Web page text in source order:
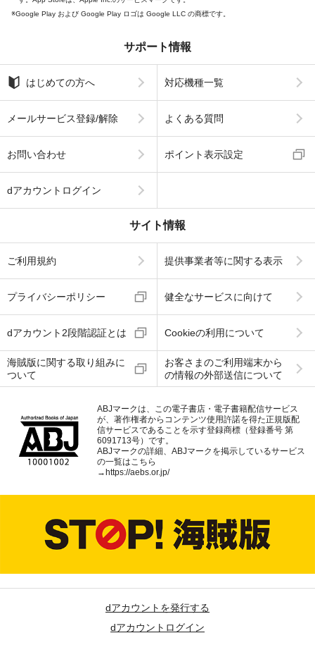
Google Play および Google Play ロゴは Google LLC の商標です。
サポート情報
はじめての方へ 対応機種一覧
メールサービス登録/解除 よくある質問
お問い合わせ ポイント表示設定
dアカウントログイン
サイト情報
ご利用規約 提供事業者等に関する表示
プライバシーポリシー 健全なサービスに向けて
dアカウント2段階認証とは Cookieの利用について
海賊版に関する取り組みに
ついて
お客さまのご利用端末から
の情報の外部送信について
ABJマークは、この電子書店・電子書籍配信サービス
が、著作権者からコンテンツ使用許諾を得た正規版配
信サービスであることを示す登録商標（登録番号 第
6091713号）です。
ABJマークの詳細、ABJマークを掲示しているサービス
の一覧はこちら
→https://aebs.or.jp/
dアカウントを発行する
dアカウントログイン